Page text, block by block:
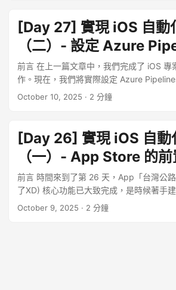
Wireframe 與 AI 工具輔助，描繪出 App
後續開發的方向明確。 第二階段：掌握
立 Swift 的語言基礎，快速複習了變數、
與流程控制等核心語法，並釐清了 Class
異。接著，我們深入 SwiftUI 的核心，從
Button 等基本元件著手，並學習運用
SwiftUI 的宣告式思想。 ...
身應用，會記錄用戶的身高、體重等健康
件註冊。在隱私權標籤中，你就必須勾選
「聯絡資訊」這兩項，並說明這些資料會
它們與用戶的個人帳號綁定。如果你的
完全不收集任何資訊，你也需要在標籤中
料」。 回到我們的 App，有取得使用者位
device in a way that allows you and/or
partners to access it for a period longer
necessary to service the transmitted
“Third-party partners” refers to
networks, third-party SDKs, or other
素、方形、無圓角、無透明度的 PNG 檔案
Xcode 的 Assets.xcassets 中對應的
會自動根據這個圖檔，生成所有需要的尺
iPad、通知、Spotlight 搜尋、設定頁面等
可以按照亮色或暗色主題提供不同的 icon
入一個十分重要的部分。 蘋果的 Code
個機制？ 蘋果希望確保用戶從 App Store
到這個目的，有以下幾個核心概念： 開發
可以把它憑證想像為蘋果官方頒發給開發
明「該開發者為該開發者本身」。它保證
的、經過蘋果驗證的開發者所建立的。 而
憑證與分發憑證： 開發憑證
憑證讓開發者可以在自己的測試裝置上安
能上傳到 App Store。 App ID 每個 App
[Day 27] 實現 iOS 自動
（二）- 設定 Azure
前言 在上一篇文章中，我們完成了 iOS 專
作。現在，我們將實際設定 Azure
夠自動化建置並部署到 App Store
必須先產生一組專用的 API 金鑰。這組金
Pipelines 執行上傳等操作。 首先登入
號。 登入後，點擊進入「使用者與存取權
用者與存取權限」，並要求存取權限。 接
頁籤，點擊「產生 API 金鑰」。 為這組金
名稱，並在「存取權限」欄位選擇「App
以讓 Pipeline 執行建置、上傳與發布等任
面上的 Key ID 和 Issuer ID 記錄下來，這
都會用到。 步驟二：Azure Pipelines
October 10, 2025 · 2 分鐘
[Day 26] 實現 iOS 自動
（一）- App Store 的
前言 時間來到了第 26 天，App「台灣公
了XD) 核心功能已大致完成，是時候著手
CI/CD (持續整合/持續部署) 流程了。預想
置、簽署，並將 App 上傳到 App Store
交審查。 但在開始處理 CI/CD 之前，有
成，那就是我們必須先在 Apple 的後台註
October 9, 2025 · 2 分鐘